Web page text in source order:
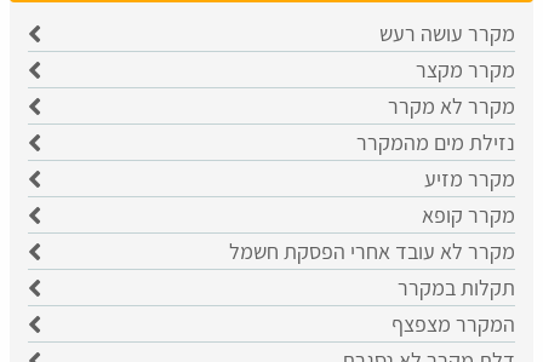
מקרר עושה רעש
מקרר מקצר
מקרר לא מקרר
נזילת מים מהמקרר
מקרר מזיע
מקרר קופא
מקרר לא עובד אחרי הפסקת חשמל
תקלות במקרר
המקרר מצפצף